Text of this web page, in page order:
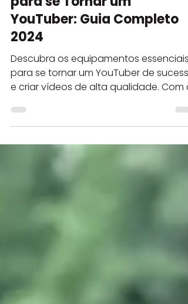
Equipamentos Necessários
para se Tornar um
YouTuber: Guia Completo
2024
Descubra os equipamentos essenciais
para se tornar um YouTuber de sucesso